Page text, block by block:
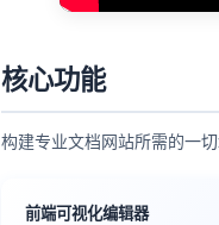
核心功能
构建专业文档网站所需的一切
前端可视化编辑器